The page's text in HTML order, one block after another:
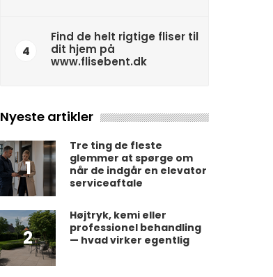
4
Find de helt rigtige fliser til
dit hjem på
www.flisebent.dk
Nyeste artikler
1
Tre ting de fleste
glemmer at spørge om
når de indgår en elevator
serviceaftale
2
Højtryk, kemi eller
professionel behandling
— hvad virker egentlig